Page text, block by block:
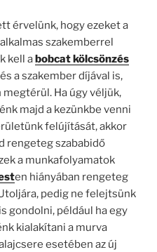
érvelünk, hogy ezeket a
szakemberrel
kell a bobcat kölcsönzés
a szakember díjával is,
Ha úgy véljük,
majd a kezünkbe venni
felújítását, akkor
rengeteg szababidő
a munkafolyamatok
en hiányában rengeteg
pedig ne felejtsünk
gondolni, például ha egy
kialakítani a murva
esetében az új